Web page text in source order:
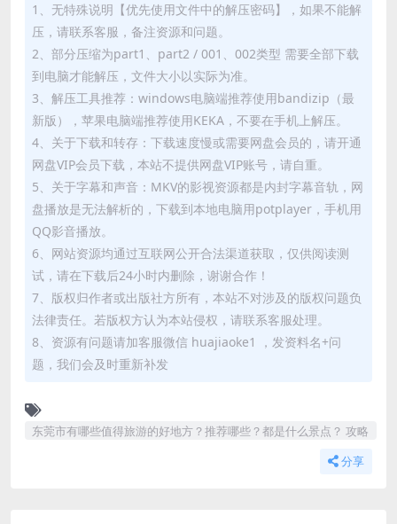
1、无特殊说明【优先使用文件中的解压密码】，如果不能解
压，请联系客服，备注资源和问题。
2、部分压缩为part1、part2 / 001、002类型 需要全部下载
到电脑才能解压，文件大小以实际为准。
3、解压工具推荐：windows电脑端推荐使用bandizip（最
新版），苹果电脑端推荐使用KEKA，不要在手机上解压。
4、关于下载和转存：下载速度慢或需要网盘会员的，请开通
网盘VIP会员下载，本站不提供网盘VIP账号，请自重。
5、关于字幕和声音：MKV的影视资源都是内封字幕音轨，网
盘播放是无法解析的，下载到本地电脑用potplayer，手机用
QQ影音播放。
6、网站资源均通过互联网公开合法渠道获取，仅供阅读测
试，请在下载后24小时内删除，谢谢合作！
7、版权归作者或出版社方所有，本站不对涉及的版权问题负
法律责任。若版权方认为本站侵权，请联系客服处理。
8、资源有问题请加客服微信 huajiaoke1 ，发资料名+问
题，我们会及时重新补发
东莞市有哪些值得旅游的好地方？推荐哪些？都是什么景点？ 攻略
分享